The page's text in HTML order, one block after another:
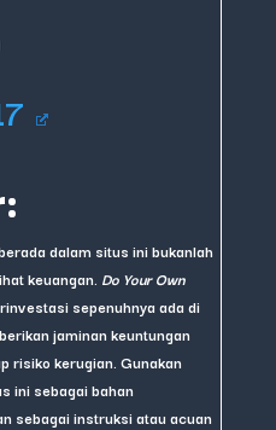
dalam situs ini bukanlah
keuangan. Do Your Own
sepenuhnya ada di
jaminan keuntungan
risiko kerugian. Gunakan
ini sebagai bahan
sebagai instruksi atau acuan